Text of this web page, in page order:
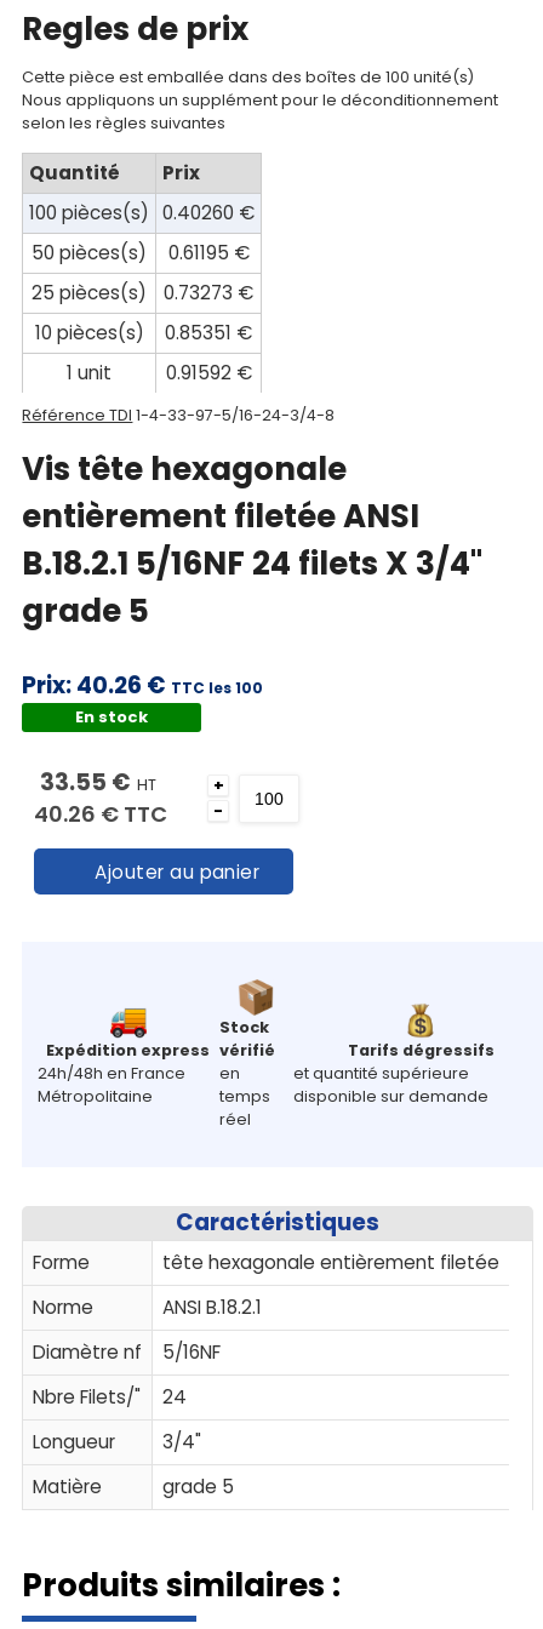
compte
Mon
panier
Contact
Regles de prix
Cette pièce est emballée dans des boîtes de 100 unité(s)
Nous appliquons un supplément pour le déconditionnement
selon les règles suivantes
Quantité
Prix
100 pièces(s)
0.40260 €
50 pièces(s)
0.61195 €
25 pièces(s)
0.73273 €
10 pièces(s)
0.85351 €
1 unit
0.91592 €
Référence TDI 1-4-33-97-5/16-24-3/4-8
Vis tête hexagonale
entièrement filetée ANSI
B.18.2.1 5/16NF 24 filets X 3/4"
grade 5
Prix:40.26 € TTC les 100
En stock
33.55 € HT
40.26 € TTC
+
-
Ajouter au panier
Expédition express
24h/48h en France
Métropolitaine
Stock
vérifié
en
temps
réel
Tarifs dégressifs
et quantité supérieure
disponible sur demande
Caractéristiques
Forme
tête hexagonale entièrement filetée
Norme
ANSI B.18.2.1
Diamètre nf
5/16NF
Nbre Filets/"
24
Longueur
3/4"
Matière
grade 5
Produits similaires :